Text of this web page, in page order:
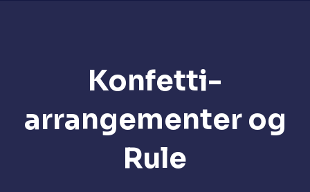
Konfetti-
arrangementer og
Rule